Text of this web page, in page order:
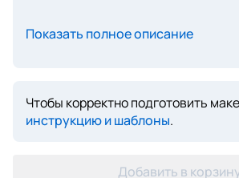
Показать полное описание
Чтобы корректно подготовить
инструкцию и шаблоны.
Добавить в